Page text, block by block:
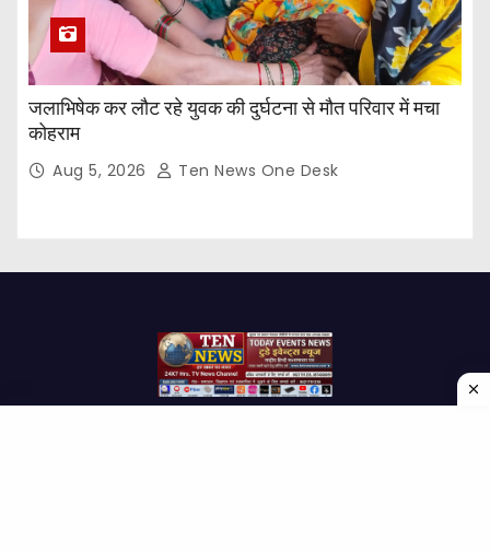
जलाभिषेक कर लौट रहे युवक की दुर्घटना से मौत परिवार में मचा
कोहराम
Aug 5, 2026 Ten News One Desk